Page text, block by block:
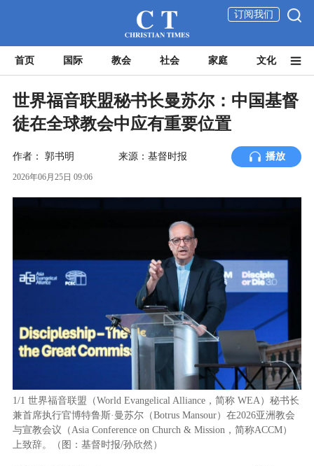
订阅我们
首页 国际 教会 社会 家庭 文化
世界福音联盟秘书长曼苏尔：中国基督
徒在全球教会中应有重要位置
作者： 郭书明 来源：基督时报 播放
2026年06月25日 09:06
1/1 世界福音联盟（World Evangelical Alliance，简称 WEA）秘书长
兼首席执行官博特鲁斯·曼苏尔（Botrus Mansour）在2026亚洲教会
与宣教会议（Asia Conference on Church & Mission，简称ACCM）
上致辞。（图：基督时报/孙欣然）